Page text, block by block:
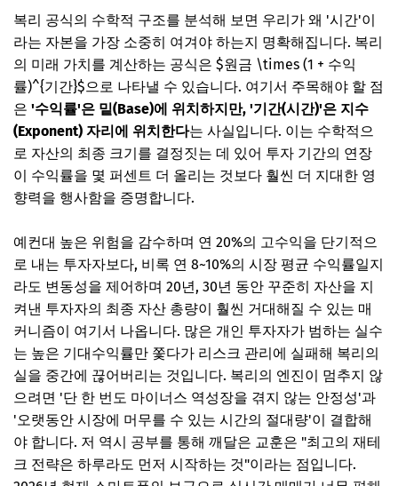
복리 공식의 수학적 구조를 분석해 보면 우리가 왜 '시간'이
라는 자본을 가장 소중히 여겨야 하는지 명확해집니다. 복리
의 미래 가치를 계산하는 공식은 $원금 \times (1 + 수익
률)^{기간}$으로 나타낼 수 있습니다. 여기서 주목해야 할 점
은 '수익률'은 밑(Base)에 위치하지만, '기간(시간)'은 지수
(Exponent) 자리에 위치한다는 사실입니다. 이는 수학적으
로 자산의 최종 크기를 결정짓는 데 있어 투자 기간의 연장
이 수익률을 몇 퍼센트 더 올리는 것보다 훨씬 더 지대한 영
향력을 행사함을 증명합니다.
예컨대 높은 위험을 감수하며 연 20%의 고수익을 단기적으
로 내는 투자자보다, 비록 연 8~10%의 시장 평균 수익률일지
라도 변동성을 제어하며 20년, 30년 동안 꾸준히 자산을 지
켜낸 투자자의 최종 자산 총량이 훨씬 거대해질 수 있는 매
커니즘이 여기서 나옵니다. 많은 개인 투자자가 범하는 실수
는 높은 기대수익률만 쫓다가 리스크 관리에 실패해 복리의
실을 중간에 끊어버리는 것입니다. 복리의 엔진이 멈추지 않
으려면 '단 한 번도 마이너스 역성장을 겪지 않는 안정성'과
'오랫동안 시장에 머무를 수 있는 시간의 절대량'이 결합해
야 합니다. 저 역시 공부를 통해 깨달은 교훈은 "최고의 재테
크 전략은 하루라도 먼저 시작하는 것"이라는 점입니다.